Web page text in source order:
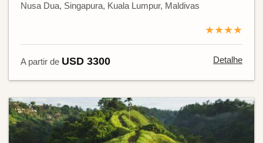
Nusa Dua, Singapura, Kuala Lumpur, Maldivas
★★★★
A partir de USD 3300 Detalhe